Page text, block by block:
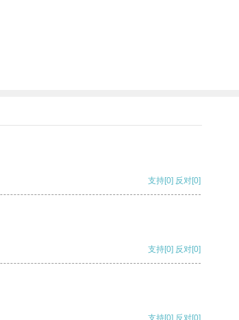
支持[0] 反对[0]
支持[0] 反对[0]
支持[0] 反对[0]